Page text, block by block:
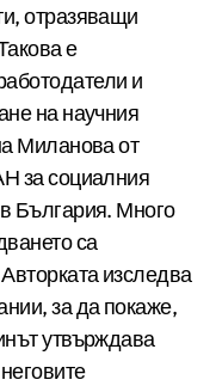
отразяващи
е
и
на научния
Миланова от
за социалния
България. Много
са
изследва
за да покаже,
утвърждава